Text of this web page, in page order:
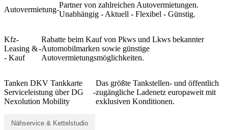
Autovermietung-
Partner von zahlreichen Autovermietungen.
Unabhängig - Aktuell - Flexibel - Günstig.
Kfz-
Leasing &
- Kauf
-
Rabatte beim Kauf von Pkws und Lkws bekannter
Automobilmarken sowie günstige
Autovermietungsmöglichkeiten.
Tanken DKV Tankkarte
Serviceleistung über DG
Nexolution Mobility
-
Das größte Tankstellen- und öffentlich
zugängliche Ladenetz europaweit mit
exklusiven Konditionen.
Nähservice & Kettelstudio